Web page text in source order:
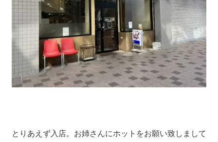
とりあえず入店。お姉さんにホットをお願い致しまして